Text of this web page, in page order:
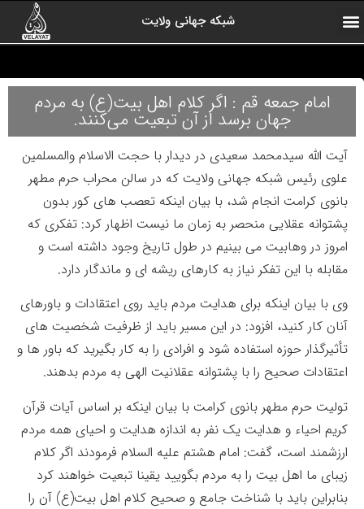
شبکه جهانی ولایت
امام جمعه قم : اگر کلام اهل بیت(ع) به مردم
جهان برسد از آن تبعیت می‌کنند.
آیت الله سیدمحمد سعیدی در دیدار با حجت الاسلام والمسلمین
علوی رئیس شبکه جهانی ولایت که در سالن محراب حرم مطهر
بانوی کرامت انجام شد، با بیان اینکه تعصب های کور بدون
پشتوانه عقلایی منحصر به زمان ما نیست اظهار کرد: تفکری که
امروز در وهابیت می بینیم در طول تاریخ وجود داشته است و
مقابله با این تفکر نیاز به کارهای ریشه ای و ماندگار دارد.
وی با بیان اینکه برای هدایت مردم باید روی اعتقادات و باورهای
آنان کار کنید، افزود: در این مسیر باید از ظرفیت شخصیت های
تأثیرگذار حوزه استفاده شود و افرادی را به کار بگیرید که باور ها و
اعتقادات صحیح را با پشتوانه عقلانیت الهی به مردم بدهند.
تولیت حرم مطهر بانوی کرامت با بیان اینکه بر اساس آیات قرآن
کریم احیاء و هدایت یک نفر به اندازه هدایت و احیای همه مردم
ارزشمند است، گفت: امام هشتم علیه السلام فرمودند اگر کلام
زیبای ما اهل بیت را به مردم بگویید یقینا تبعیت خواهند کرد
بنابراین باید با شناخت جامع و صحیح کلام اهل بیت(ع) آن را